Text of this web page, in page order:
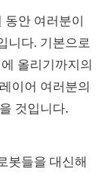
안 여러분이
니다. 기본으로
올리기까지의
이어 여러분의
것입니다.
봇들을 대신해